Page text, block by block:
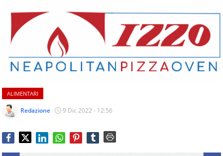
catering
e
articoli
sul
mondo
dei
consumi
fuoricasa,
Food
Service
e
ALIMENTARI
Redazione 9 Dic 2022 - 12:56